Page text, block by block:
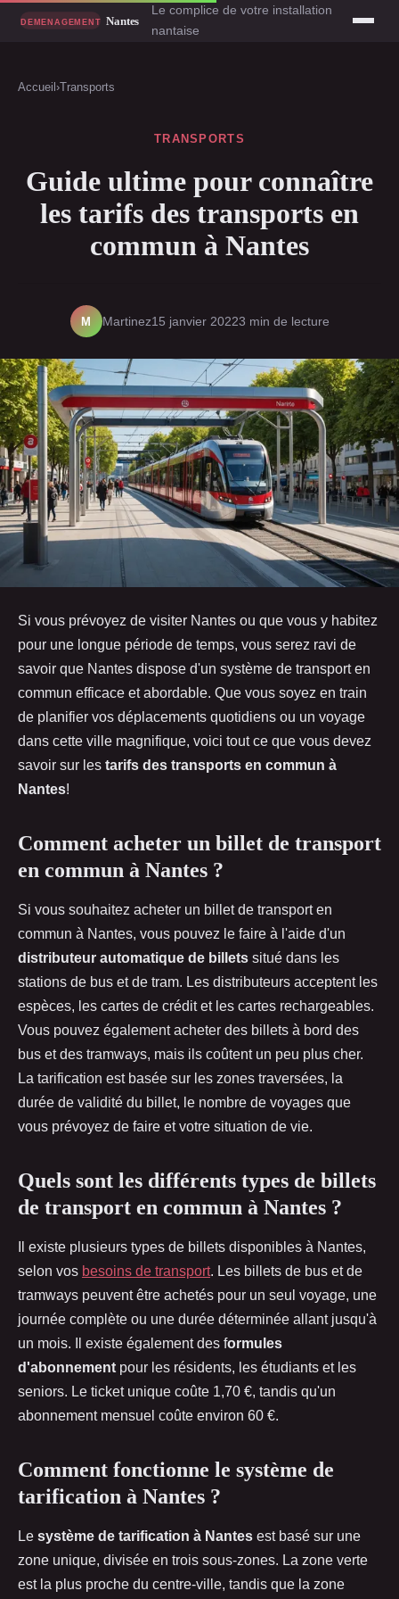
Le complice de votre installation
nantaise
Accueil ›Transports
TRANSPORTS
Guide ultime pour connaître
les tarifs des transports en
commun à Nantes
M Martinez15 janvier 20223 min de lecture
Si vous prévoyez de visiter Nantes ou que vous y habitez
pour une longue période de temps, vous serez ravi de
savoir que Nantes dispose d'un système de transport en
commun efficace et abordable. Que vous soyez en train
de planifier vos déplacements quotidiens ou un voyage
dans cette ville magnifique, voici tout ce que vous devez
savoir sur les tarifs des transports en commun à
Nantes!
Comment acheter un billet de transport
en commun à Nantes ?
Si vous souhaitez acheter un billet de transport en
commun à Nantes, vous pouvez le faire à l'aide d'un
distributeur automatique de billets situé dans les
stations de bus et de tram. Les distributeurs acceptent les
espèces, les cartes de crédit et les cartes rechargeables.
Vous pouvez également acheter des billets à bord des
bus et des tramways, mais ils coûtent un peu plus cher.
La tarification est basée sur les zones traversées, la
durée de validité du billet, le nombre de voyages que
vous prévoyez de faire et votre situation de vie.
Quels sont les différents types de billets
de transport en commun à Nantes ?
Il existe plusieurs types de billets disponibles à Nantes,
selon vos besoins de transport. Les billets de bus et de
tramways peuvent être achetés pour un seul voyage, une
journée complète ou une durée déterminée allant jusqu'à
un mois. Il existe également des formules
d'abonnement pour les résidents, les étudiants et les
seniors. Le ticket unique coûte 1,70 €, tandis qu'un
abonnement mensuel coûte environ 60 €.
Comment fonctionne le système de
tarification à Nantes ?
Le système de tarification à Nantes est basé sur une
zone unique, divisée en trois sous-zones. La zone verte
est la plus proche du centre-ville, tandis que la zone